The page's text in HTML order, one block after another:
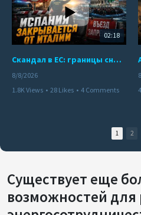
02:18
Скандал в ЕС: границы снова под контролем
8/8/2026
1.8K Views • 28 Likes • 4 Comments
1 2
Существует еще
возможностей для